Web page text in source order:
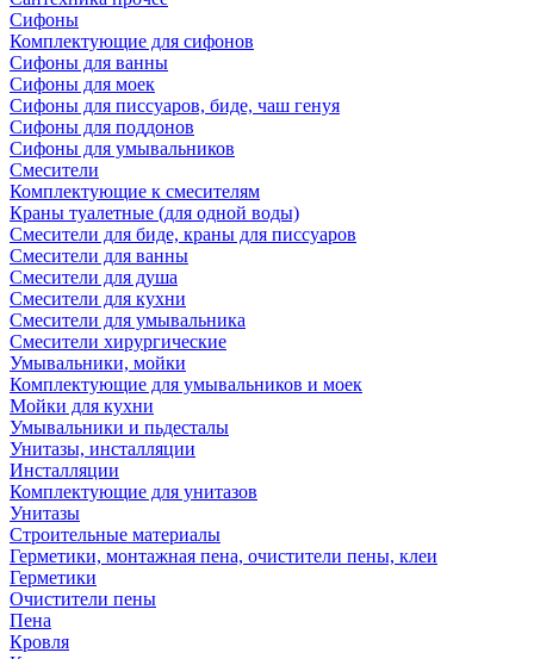
Сифоны
Комплектующие для сифонов
Сифоны для ванны
Сифоны для моек
Сифоны для писсуаров, биде, чаш генуя
Сифоны для поддонов
Сифоны для умывальников
Смесители
Комплектующие к смесителям
Краны туалетные (для одной воды)
Смесители для биде, краны для писсуаров
Смесители для ванны
Смесители для душа
Смесители для кухни
Смесители для умывальника
Смесители хирургические
Умывальники, мойки
Комплектующие для умывальников и моек
Мойки для кухни
Умывальники и пьдесталы
Унитазы, инсталляции
Инсталляции
Комплектующие для унитазов
Унитазы
Строительные материалы
Герметики, монтажная пена, очистители пены, клеи
Герметики
Очистители пены
Пена
Кровля